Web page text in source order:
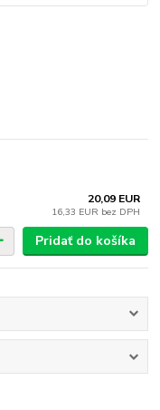
20,09 EUR
16,33 EUR bez DPH
Pridať do košíka